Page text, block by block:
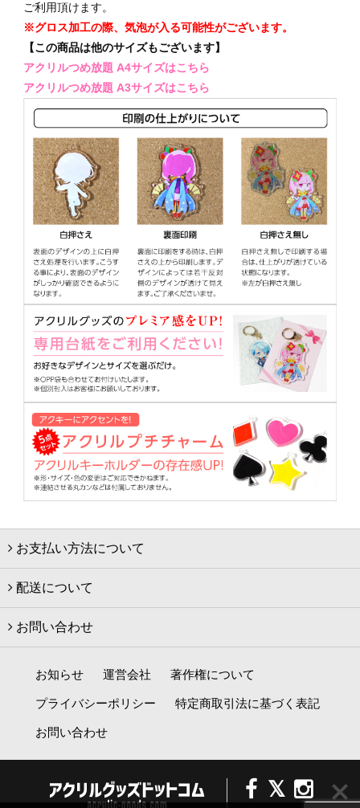
ご利用頂けます。
※グロス加工の際、気泡が入る可能性がございます。
【この商品は他のサイズもございます】
アクリルつめ放題 A4サイズはこちら
アクリルつめ放題 A3サイズはこちら
お支払い方法について
配送について
お問い合わせ
お知らせ 運営会社 著作権について
プライバシーポリシー 特定商取引法に基づく表記
お問い合わせ